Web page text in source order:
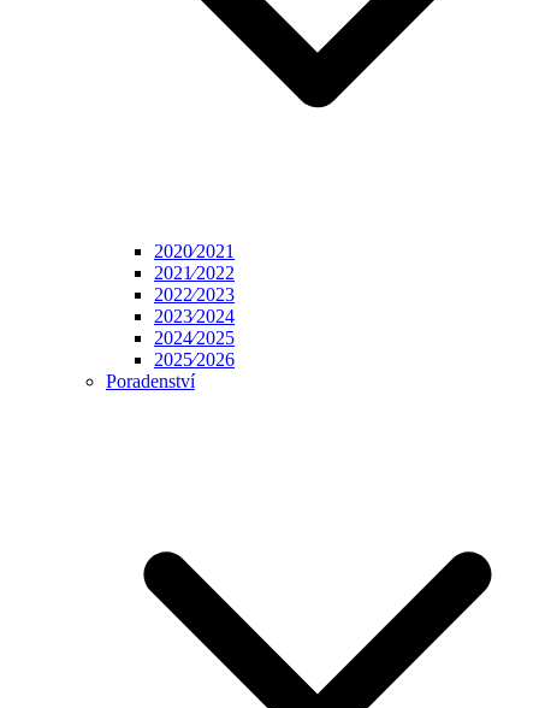
2020⁄2021
2021⁄2022
2022⁄2023
2023⁄2024
2024⁄2025
2025⁄2026
Poradenství